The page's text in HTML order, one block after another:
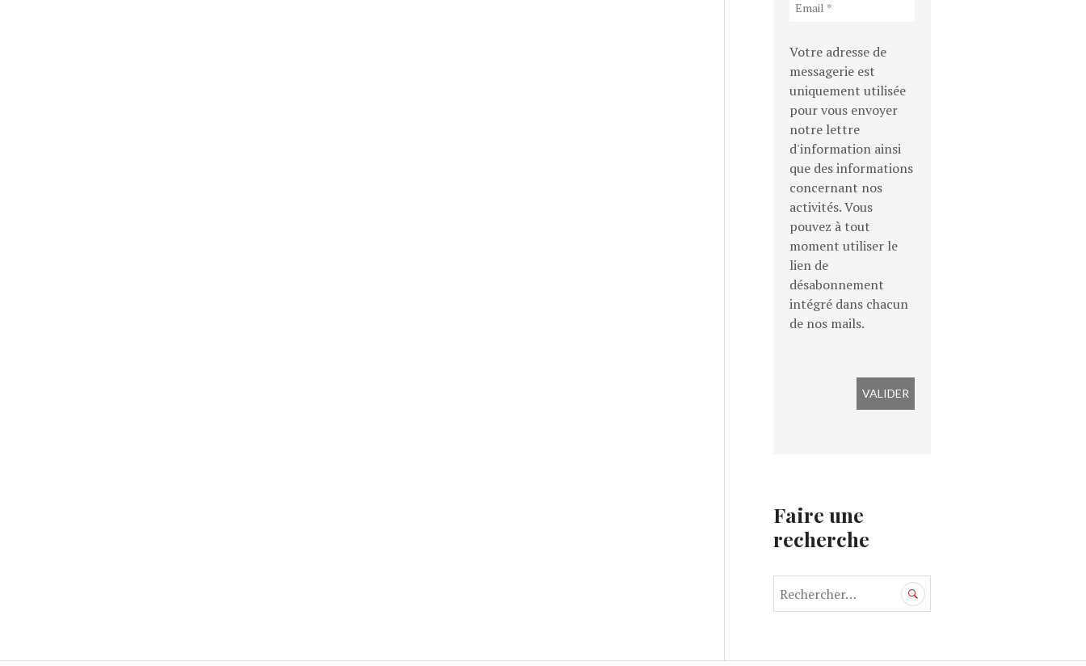
Votre adresse de
messagerie est
uniquement utilisée
pour vous envoyer
notre lettre
d'information ainsi
que des informations
concernant nos
activités. Vous
pouvez à tout
moment utiliser le
lien de
désabonnement
intégré dans chacun
de nos mails.
Faire une
recherche
e